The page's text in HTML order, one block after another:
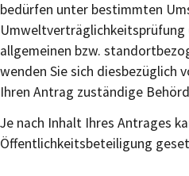
bedürfen unter bestimmten
Umweltverträglichkeitsprüfung
allgemeinen bzw.
wenden Sie sich diesbezüglich
Ihren Antrag zuständige
Je nach Inhalt Ihres Antrages
Öffentlichkeitsbeteiligung